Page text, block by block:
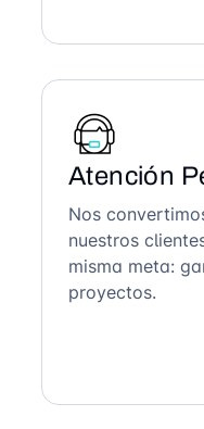
Atención
Nos
nuestros
misma meta:
proyectos.